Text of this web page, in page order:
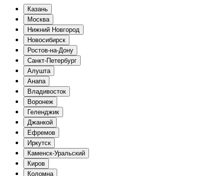
Казань
Москва
Нижний Новгород
Новосибирск
Ростов-на-Дону
Санкт-Петербург
Алушта
Анапа
Владивосток
Воронеж
Геленджик
Джанкой
Ефремов
Иркутск
Каменск-Уральский
Киров
Коломна